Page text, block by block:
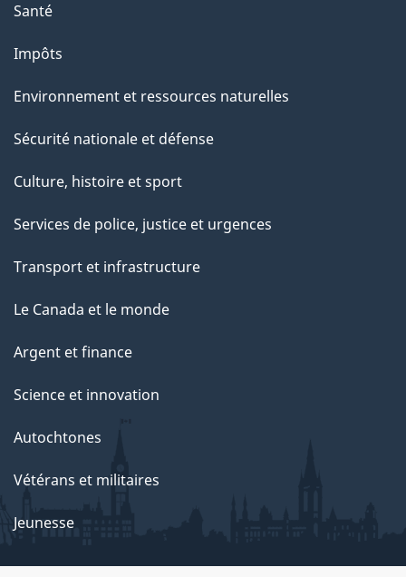
s
u
c
e
t
e
a
g
Santé
Impôts
Environnement et ressources naturelles
Sécurité nationale et défense
Culture, histoire et sport
Services de police, justice et urgences
Transport et infrastructure
Le Canada et le monde
Argent et finance
Science et innovation
Autochtones
Vétérans et militaires
Jeunesse